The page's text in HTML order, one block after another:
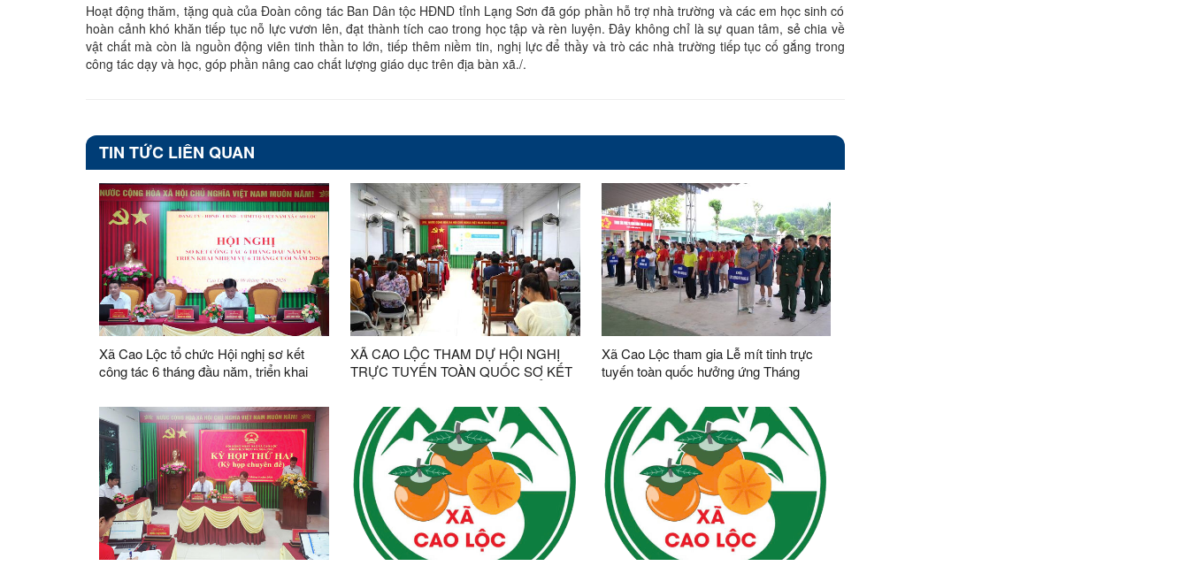
Hoạt động thăm, tặng quà của Đoàn công tác Ban Dân tộc HĐND tỉnh Lạng Sơn đã góp phần hỗ trợ nhà trường và các em học sinh có
hoàn cảnh khó khăn tiếp tục nỗ lực vươn lên, đạt thành tích cao trong học tập và rèn luyện. Đây không chỉ là sự quan tâm, sẻ chia về
vật chất mà còn là nguồn động viên tinh thần to lớn, tiếp thêm niềm tin, nghị lực để thầy và trò các nhà trường tiếp tục cố gắng trong
công tác dạy và học, góp phần nâng cao chất lượng giáo dục trên địa bàn xã./.
TIN TỨC LIÊN QUAN
Xã Cao Lộc tổ chức Hội nghị sơ kết
công tác 6 tháng đầu năm, triển khai
2026
XÃ CAO LỘC THAM DỰ HỘI NGHỊ
TRỰC TUYẾN TOÀN QUỐC SƠ KẾT
CHỨC TỔNG THỂ CỦA HỆ THỐNG
CHÍNH TRỊ, MÔ HÌNH CHÍNH
QUYỀN 3 CẤP
Xã Cao Lộc tham gia Lễ mít tinh trực
tuyến toàn quốc hưởng ứng Tháng